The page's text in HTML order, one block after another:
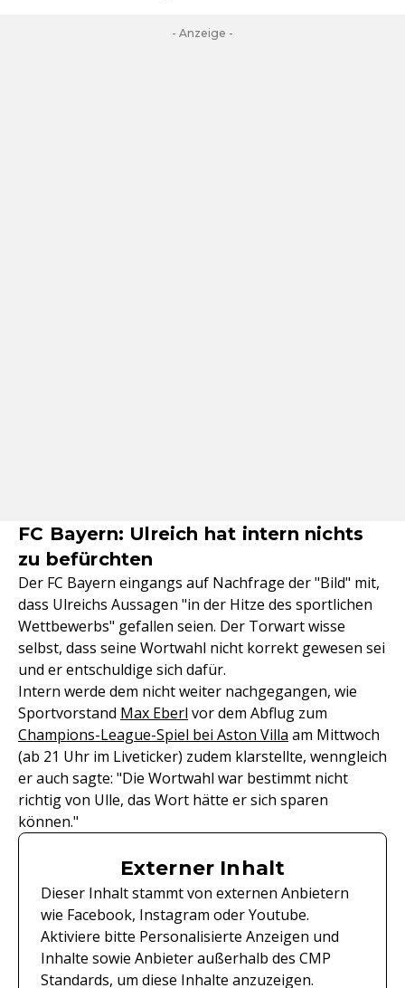
- Anzeige -
FC Bayern: Ulreich hat intern nichts
zu befürchten
Der FC Bayern eingangs auf Nachfrage der "Bild" mit,
dass Ulreichs Aussagen "in der Hitze des sportlichen
Wettbewerbs" gefallen seien. Der Torwart wisse
selbst, dass seine Wortwahl nicht korrekt gewesen sei
und er entschuldige sich dafür.
Intern werde dem nicht weiter nachgegangen, wie
Sportvorstand Max Eberl vor dem Abflug zum
Champions-League-Spiel bei Aston Villa am Mittwoch
(ab 21 Uhr im Liveticker) zudem klarstellte, wenngleich
er auch sagte: "Die Wortwahl war bestimmt nicht
richtig von Ulle, das Wort hätte er sich sparen
können."
Externer Inhalt
Dieser Inhalt stammt von externen Anbietern
wie Facebook, Instagram oder Youtube.
Aktiviere bitte Personalisierte Anzeigen und
Inhalte sowie Anbieter außerhalb des CMP
Standards, um diese Inhalte anzuzeigen.